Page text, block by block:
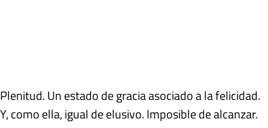
Plenitud. Un estado de gracia asociado a la felicidad.
Y, como ella, igual de elusivo. Imposible de alcanzar.